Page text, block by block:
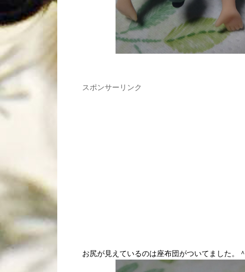
スポンサーリンク
お尻が見えているのは座布団がついてました。